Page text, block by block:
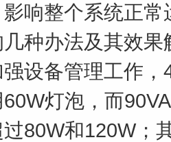
响整个系统正常
办法及其效果
设备管理工作，
灯泡，而
80W和120W；